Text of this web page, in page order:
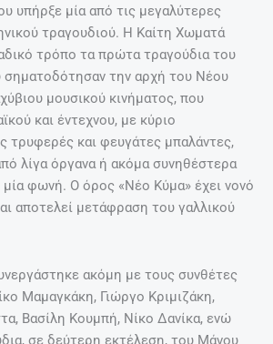
υπήρξε μία από τις μεγαλύτερες
τραγουδιού. Η Καίτη Χωματά
τρόπο τα πρώτα τραγούδια του
σηματοδότησαν την αρχή του Νέου
μουσικού κινήματος, που
και έντεχνου, με κύριο
τρυφερές και φευγάτες μπαλάντες,
λίγα όργανα ή ακόμα συνηθέστερα
μία φωνή. Ο όρος «Νέο Κύμα» έχει νονό
αποτελεί μετάφραση του γαλλικού
ακόμη µε τους συνθέτες
Μαµαγκάκη, Γιώργο Κριµιζάκη,
Βασίλη Κουµπή, Νίκο Δανίκα, ενώ
σε δεύτερη εκτέλεση, του Μάνου